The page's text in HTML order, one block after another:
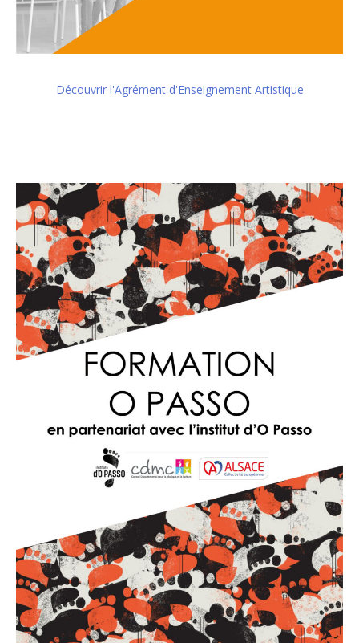
Découvrir l'Agrément d'Enseignement Artistique